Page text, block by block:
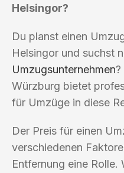
Helsingor?
Du planst einen
Helsingor und suchst
Umzugsunternehmen?
Würzburg bietet
für Umzüge in diese
Der Preis für einen
verschiedenen
Entfernung eine